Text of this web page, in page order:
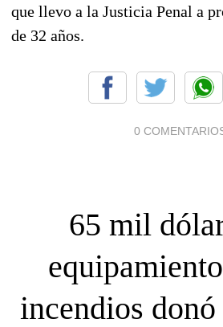
que llevo a la Justicia Penal a
de 32 años.
0
65 mil
incendios